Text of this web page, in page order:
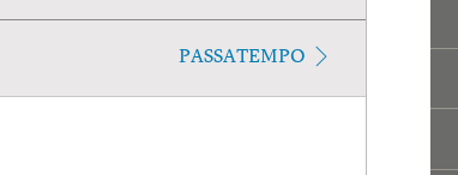
PASSATEMPO